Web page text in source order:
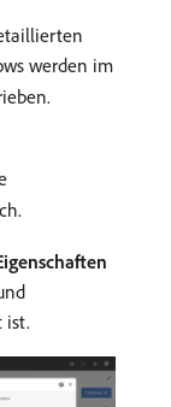
werden im
ist.